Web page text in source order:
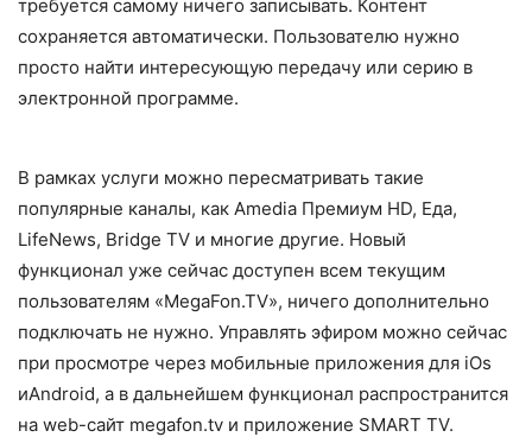
требуется самому ничего записывать. Контент
сохраняется автоматически. Пользователю нужно
просто найти интересующую передачу или серию в
электронной программе.
В рамках услуги можно пересматривать такие
популярные каналы, как Amedia Премиум HD, Еда,
LifeNews, Bridge TV и многие другие. Новый
функционал уже сейчас доступен всем текущим
пользователям «MegaFon.TV», ничего дополнительно
подключать не нужно. Управлять эфиром можно сейчас
при просмотре через мобильные приложения для iOs
иAndroid, а в дальнейшем функционал распространится
на web-сайт megafon.tv и приложение SMART TV.